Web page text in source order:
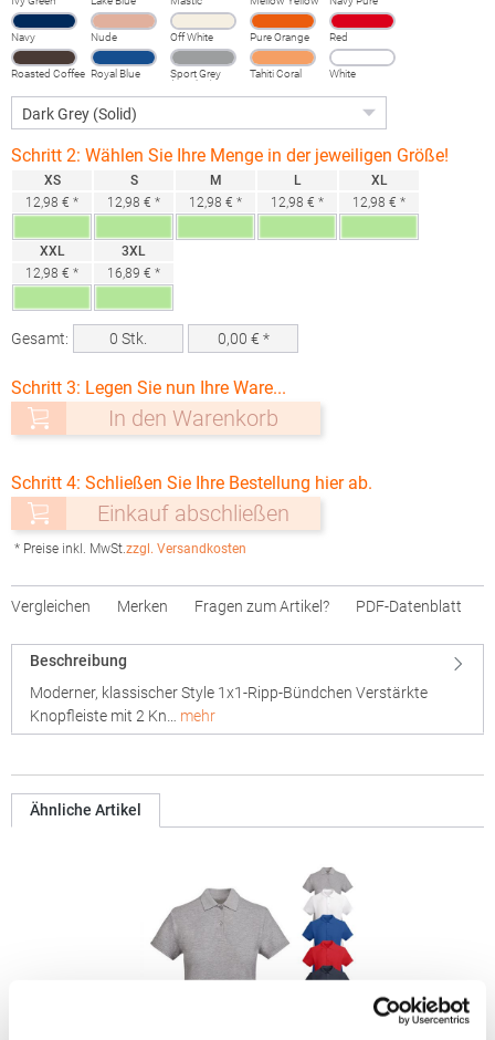
Navy Nude Off White Pure Orange Red
Roasted Coffee Royal Blue
Sport Grey
(Heather)
Tahiti Coral White
Schritt 2: Wählen Sie Ihre Menge in der jeweiligen Größe!
XS
12,98 € *
S
12,98 € *
M
12,98 € *
L
12,98 € *
XL
12,98 € *
XXL
12,98 € *
3XL
16,89 € *
Gesamt: 0 Stk. 0,00 € *
Schritt 3: Legen Sie nun Ihre Ware...
In den Warenkorb
Schritt 4: Schließen Sie Ihre Bestellung hier ab.
Einkauf abschließen
* Preise inkl. MwSt.zzgl. Versandkosten
Vergleichen Merken Fragen zum Artikel? PDF-Datenblatt
Beschreibung
Moderner, klassischer Style 1x1-Ripp-Bündchen Verstärkte
Knopfleiste mit 2 Kn… mehr
Ähnliche Artikel